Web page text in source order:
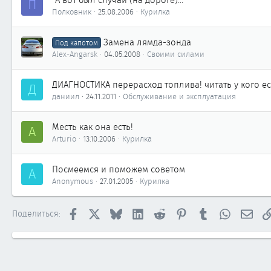
П Полковник 25.08.2006 Курилка
Под капотом Замена лямда-зонда
Alex-Angarsk 04.05.2008 Своими силами
Д ДИАГНОСТИКА перерасход топлива! читать у кого
даниил 24.11.2011 Обслуживание и эксплуатация
A Месть как она есть!
Arturio 13.10.2006 Курилка
A Посмеемся и поможем советом
Anonymous 27.01.2005 Курилка
Поделиться: Facebook Bluesky LinkedInReddit PinterestTumblrWhatsApp